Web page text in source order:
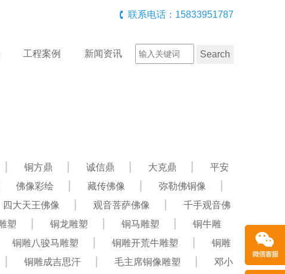
联系电话：15833951787
工程案例 新闻资讯
铜方鼎 诚信鼎 大克鼎
平安
佛像彩绘 藏传佛像
弥勒佛铜像
四大天王佛像 观音菩萨佛像
千手观音佛
塑 铜龙雕塑 铜马雕塑
铜牛雕
铜雕八骏马雕塑 铜雕开荒牛雕塑
铜雕
铜雕成吉思汗 毛主席铜像雕塑
邓小